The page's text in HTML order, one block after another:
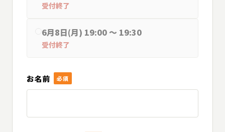
受付終了
6月8日(月) 19:00 〜 19:30
受付終了
お名前 必須